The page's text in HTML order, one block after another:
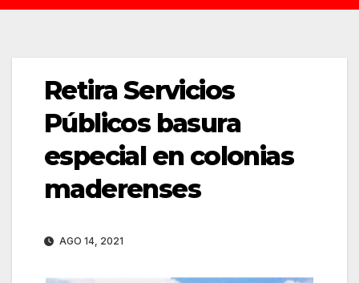
Retira Servicios
Públicos basura
especial en colonias
maderenses
AGO 14, 2021